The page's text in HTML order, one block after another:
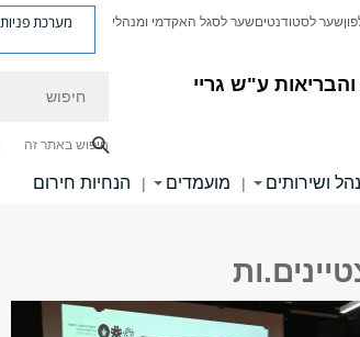
ע"ש גריי
שער לסטודנטיםשער לסגל האקדמי ומנהלי מערכת פניות
חיפוש באתר זה
ושירותים | מועמדים | הנחיות חירום